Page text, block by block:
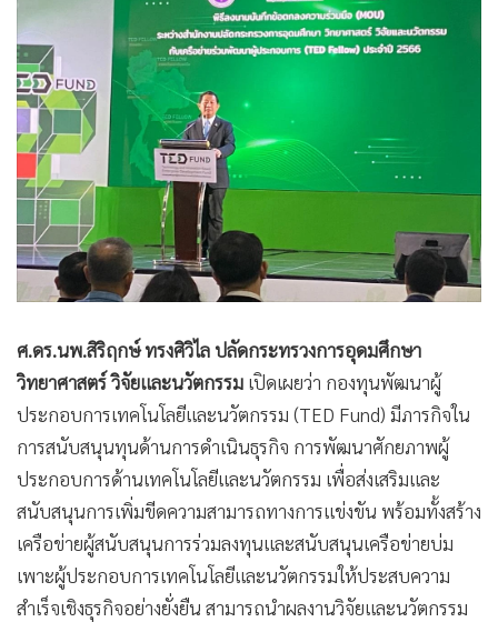
ศ.ดร.นพ.สิริฤกษ์ ทรงศิวิไล ปลัดกระทรวงการอุดมศึกษา
วิทยาศาสตร์ วิจัยและนวัตกรรม เปิดเผยว่า กองทุนพัฒนาผู้
ประกอบการเทคโนโลยีและนวัตกรรม (TED Fund) มีภารกิจใน
การสนับสนุนทุนด้านการดำเนินธุรกิจ การพัฒนาศักยภาพผู้
ประกอบการด้านเทคโนโลยีและนวัตกรรม เพื่อส่งเสริมและ
สนับสนุนการเพิ่มขีดความสามารถทางการแข่งขัน พร้อมทั้งสร้าง
เครือข่ายผู้สนับสนุนการร่วมลงทุนและสนับสนุนเครือข่ายบ่ม
เพาะผู้ประกอบการเทคโนโลยีและนวัตกรรมให้ประสบความ
สำเร็จเชิงธุรกิจอย่างยั่งยืน สามารถนำผลงานวิจัยและนวัตกรรม